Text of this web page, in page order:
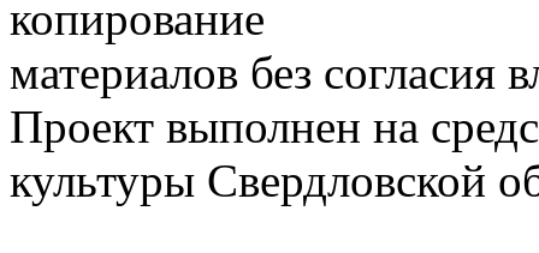
копирование
материалов без согласия
Проект выполнен на
культуры Свердловской